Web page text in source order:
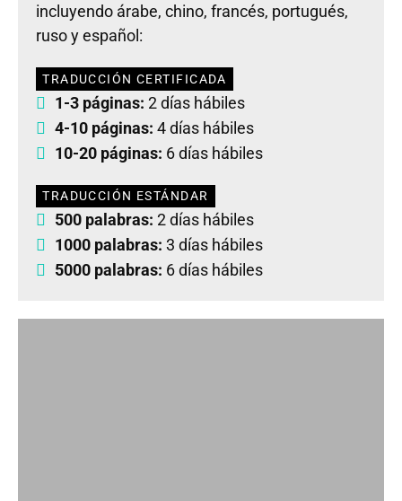
incluyendo árabe, chino, francés, portugués,
ruso y español:
TRADUCCIÓN CERTIFICADA
1-3 páginas: 2 días hábiles
4-10 páginas: 4 días hábiles
10-20 páginas: 6 días hábiles
TRADUCCIÓN ESTÁNDAR
500 palabras: 2 días hábiles
1000 palabras: 3 días hábiles
5000 palabras: 6 días hábiles